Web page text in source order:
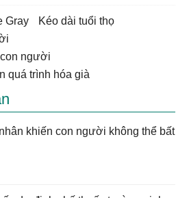
Gray
kéo dài tuổi thọ
con người
quá trình hóa già
khiến con người không thể bất